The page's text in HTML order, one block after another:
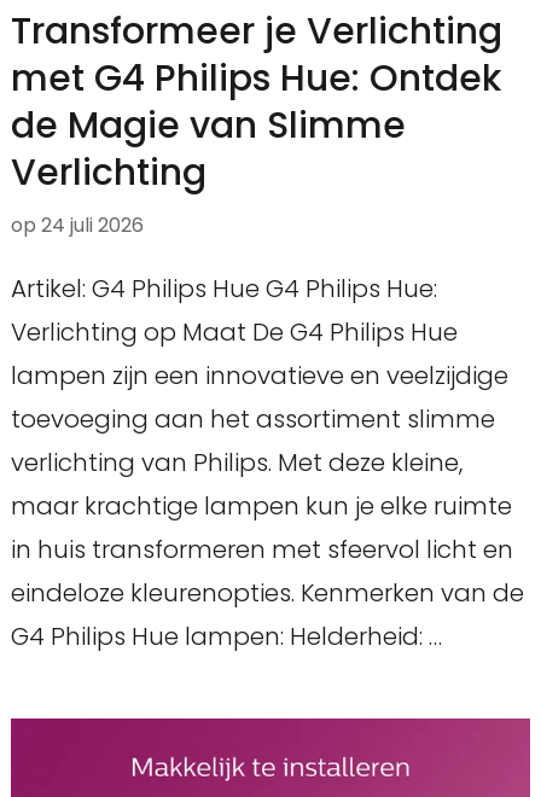
Transformeer je Verlichting
met G4 Philips Hue: Ontdek
de Magie van Slimme
Verlichting
op 24 juli 2026
Artikel: G4 Philips Hue G4 Philips Hue:
Verlichting op Maat De G4 Philips Hue
lampen zijn een innovatieve en veelzijdige
toevoeging aan het assortiment slimme
verlichting van Philips. Met deze kleine,
maar krachtige lampen kun je elke ruimte
in huis transformeren met sfeervol licht en
eindeloze kleurenopties. Kenmerken van de
G4 Philips Hue lampen: Helderheid: …